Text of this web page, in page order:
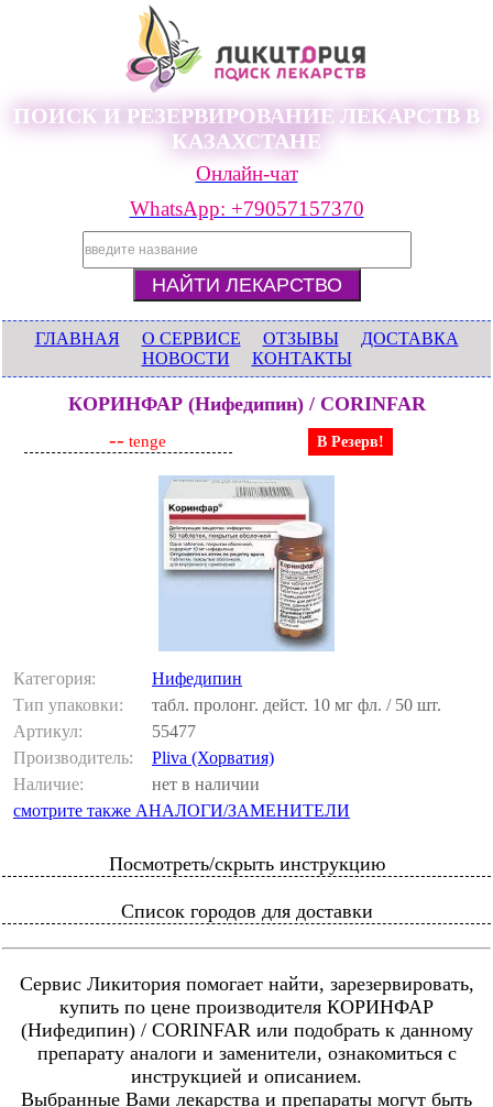
ПОИСК И РЕЗЕРВИРОВАНИЕ ЛЕКАРСТВ В
КАЗАХСТАНЕ
Онлайн-чат
WhatsApp: +79057157370
ГЛАВНАЯ О СЕРВИСЕ ОТЗЫВЫ
ДОСТАВКА
НОВОСТИ
КОНТАКТЫ
КОРИНФАР (Нифедипин) / CORINFAR
-- tenge В Резерв!
Категория:
Нифедипин
Тип упаковки:
табл. пролонг. дейст. 10 мг фл. / 50 шт.
Артикул:
55477
Производитель:
Pliva (Хорватия)
Наличие:
нет в наличии
смотрите также АНАЛОГИ/ЗАМЕНИТЕЛИ
Посмотреть/скрыть инструкцию
Список городов для доставки
Сервис Ликитория помогает найти, зарезервировать,
купить по цене производителя КОРИНФАР
(Нифедипин) / CORINFAR или подобрать к данному
препарату аналоги и заменители, ознакомиться с
инструкцией и описанием.
Выбранные Вами лекарства и препараты могут быть